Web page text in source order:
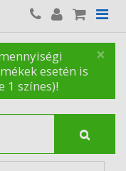
×
esetén is
1 színes)!